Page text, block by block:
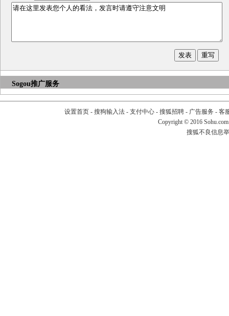
Sogou推广服务
设置首页- 搜狗输入法- 支付中心- 搜狐招聘- 广告服务 - 客
Copyright © 2016
搜狐不良信息